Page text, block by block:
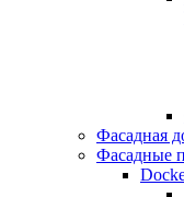
Фасадная